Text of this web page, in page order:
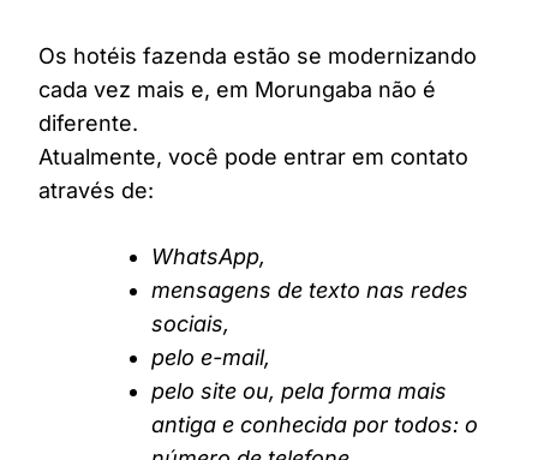
Os hotéis fazenda estão se modernizando
cada vez mais e, em Morungaba não é
diferente.
Atualmente, você pode entrar em contato
através de:
WhatsApp,
mensagens de texto nas redes
sociais,
pelo e-mail,
pelo site ou, pela forma mais
antiga e conhecida por todos: o